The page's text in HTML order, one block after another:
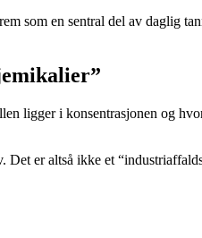
som en sentral del av daglig
ligger i konsentrasjonen og
er altså ikke et